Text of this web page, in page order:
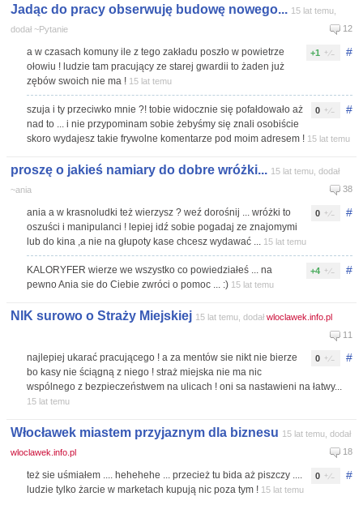
Jadąc do pracy obserwuję budowę nowego... 15 lat temu,
dodał ~Pytanie
12
#
+1
a w czasach komuny ile z tego zakładu poszło w powietrze
ołowiu ! ludzie tam pracujący ze starej gwardii to żaden już
zębów swoich nie ma ! 15 lat temu
#
0
szuja i ty przeciwko mnie ?! tobie widocznie się pofałdowało aż
nad to ... i nie przypominam sobie żebyśmy się znali osobiście
skoro wydajesz takie frywolne komentarze pod moim adresem ! 15 lat temu
proszę o jakieś namiary do dobre wróżki... 15 lat temu, dodał
~ania
38
#
0
ania a w krasnoludki też wierzysz ? weź dorośnij ... wróżki to
oszuści i manipulanci ! lepiej idź sobie pogadaj ze znajomymi
lub do kina ,a nie na głupoty kase chcesz wydawać ... 15 lat temu
#
+4
KALORYFER wierze we wszystko co powiedziałeś ... na
pewno Ania sie do Ciebie zwróci o pomoc ... :) 15 lat temu
NIK surowo o Straży Miejskiej 15 lat temu, dodał wloclawek.info.pl
11
#
0
najlepiej ukarać pracującego ! a za mentów sie nikt nie bierze
bo kasy nie ściągną z niego ! straż miejska nie ma nic
wspólnego z bezpieczeństwem na ulicach ! oni sa nastawieni na łatwy...
15 lat temu
Włocławek miastem przyjaznym dla biznesu 15 lat temu, dodał
wloclawek.info.pl
18
#
0
też sie uśmiałem .... hehehehe ... przecież tu bida aż piszczy ....
ludzie tylko żarcie w marketach kupują nic poza tym ! 15 lat temu